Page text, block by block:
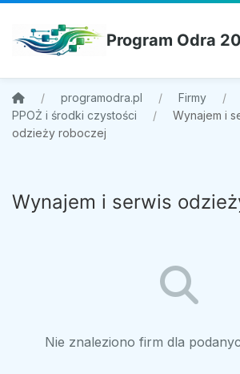
Program Odra
programodra.pl Firmy
PPOŻ i środki czystości
Wynajem i
odzieży roboczej
Wynajem i serwis
Nie znaleziono firm dla